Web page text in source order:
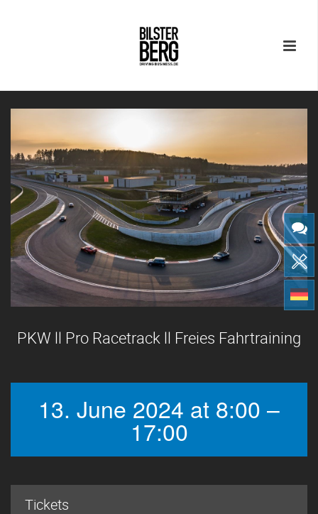
PKW ll Pro Racetrack ll Freies Fahrtraining
13. June 2024 at 8:00 –
17:00
Tickets